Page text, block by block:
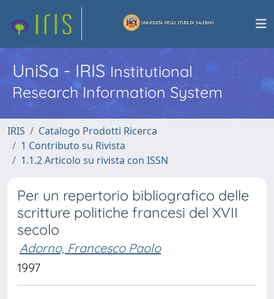
UniSa - IRISInstitutional
Research Information System
IRIS
Catalogo Prodotti Ricerca
1 Contributo su Rivista
1.1.2 Articolo su rivista con ISSN
Per un repertorio bibliografico delle
scritture politiche francesi del XVII
secolo
Adorno, Francesco Paolo
1997